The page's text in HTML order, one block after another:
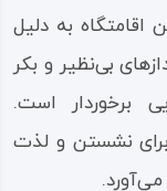
اقامتگاه به دلیل
بی‌نظیر و بکر
برخوردار است.
نشستن و لذت